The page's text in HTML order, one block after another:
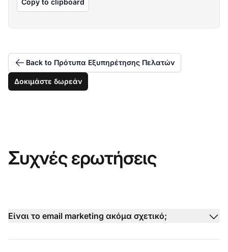
Back to Πρότυπα Εξυπηρέτησης Πελατών
Δοκιμάστε δωρεάν
Συχνές ερωτήσεις
Είναι το email marketing ακόμα σχετικό;